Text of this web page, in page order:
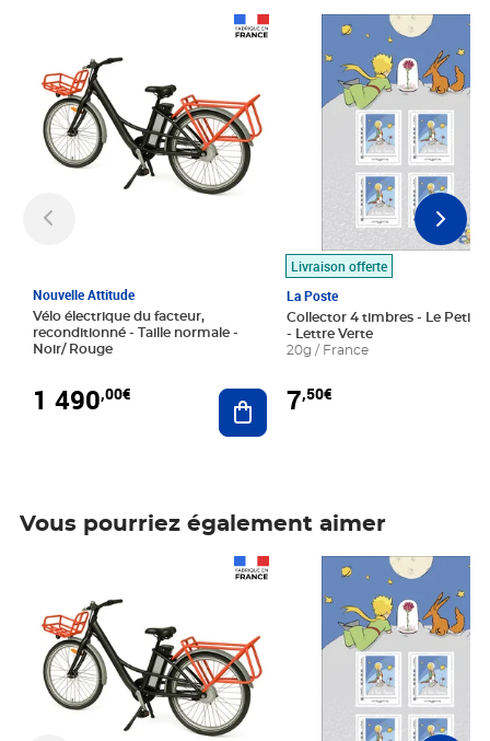
Nouvelle Attitude
Vélo électrique du facteur,
reconditionné - Taille normale -
Noir/ Rouge
1 490,00€ Ajouter au panier
Livraison offerte
La Poste
Collector 4 timbres - Le Petit
- Lettre Verte
20g / France
7,50€
Prix 7,50€
Vous pourriez également aimer
Prix 7,50€